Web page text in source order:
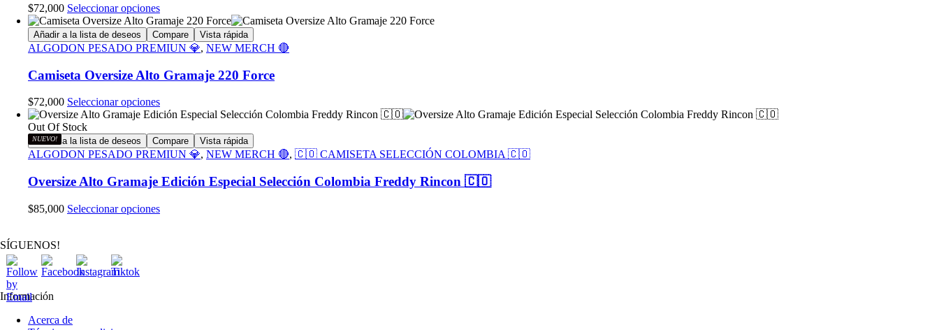
pueden
elegir
en
la
de
$72,000 Seleccionar opcionesEste
producto
tiene
múltiples
Las
opciones
pueden
elegir
en
la
página
producto
Añadir a la lista de deseos Compare Vista rápida
ALGODON PESADO PREMIUN 💎, NEW MERCH 🔴
Camiseta Oversize Alto Gramaje 220 Force
$72,000 Seleccionar opcionesEste
producto
múltiples
variantes.
opciones
se
elegir
Out Of Stock
NUEVO!
Añadir a la lista de deseos Compare Vista rápida
ALGODON PESADO PREMIUN 💎, NEW MERCH 🔴, 🇨🇴 CAMISETA SELECCIÓN COLOMBIA 🇨🇴
Oversize Alto Gramaje Edición Especial Selección Colombia Freddy Rincon 🇨🇴
$85,000 Seleccionar opcionesEste
SÍGUENOS!
Información
Acerca de